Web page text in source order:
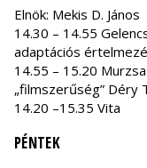
Elnök: Mekis D. János
14.30 – 14.55
adaptációs
14.55 – 15.20
„filmszerűség” Déry
14.20 –15.35 Vita
PÉNTEK